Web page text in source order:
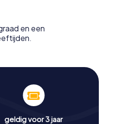
en een
geldig voor 3 jaar